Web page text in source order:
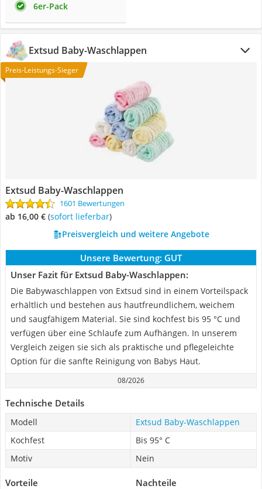
6er-Pack
Extsud Baby-Waschlappen
Preis-Leistungs-Sieger
Extsud Baby-Waschlappen
1601 Bewertungen
ab 16,00 € ( Sofort lieferbar)
Preisvergleich und weitere Angebote
Unsere Bewertung: GUT
Unser Fazit für Extsud Baby-Waschlappen:
Die Babywaschlappen von Extsud sind in einem Vorteilspack
erhältlich und bestehen aus hautfreundlichem, weichem
und saugfähigem Material. Sie sind kochfest bis 95 °C und
verfügen über eine Schlaufe zum Aufhängen. In unserem
Vergleich zeigen sie sich als praktische und pflegeleichte
Option für die sanfte Reinigung von Babys Haut.
08/2026
Technische Details
Modell
Extsud Baby-Waschlappen
Kochfest
Bis 95° C
Motiv
Nein
Vorteile Nachteile